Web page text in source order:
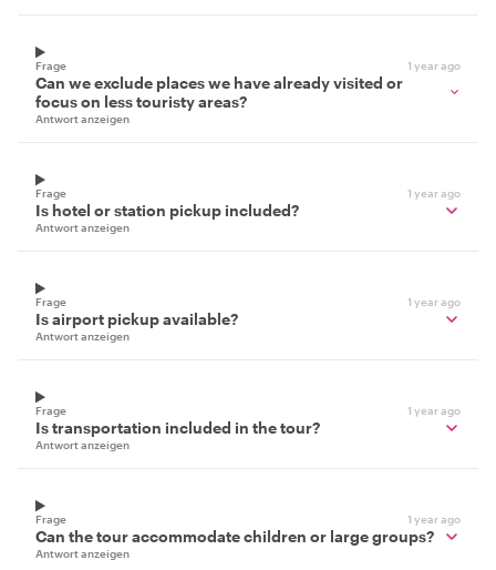
Frage 1 year ago
Can we exclude places we have already visited or
focus on less touristy areas?
Antwort anzeigen
Frage 1 year ago
Is hotel or station pickup included?
Antwort anzeigen
Frage 1 year ago
Is airport pickup available?
Antwort anzeigen
Frage 1 year ago
Is transportation included in the tour?
Antwort anzeigen
Frage 1 year ago
Can the tour accommodate children or large groups?
Antwort anzeigen